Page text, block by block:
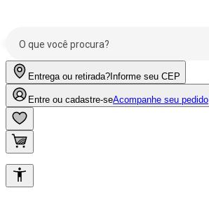
Entrega ou retirada? Informe seu CEP
Entre ou cadastre-seAcompanhe seu pedido